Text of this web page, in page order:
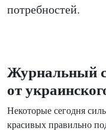
потребностей.
Журнальный
от
Некоторые сегодня
красивых правильно